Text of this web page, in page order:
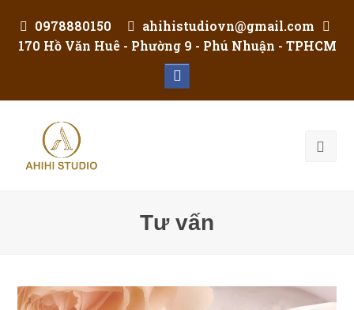
0978880150
ahihistudiovn@gmail.com
170 Hồ Văn Huê - Phường 9 - Phú Nhuận - TPHCM
Tư vấn